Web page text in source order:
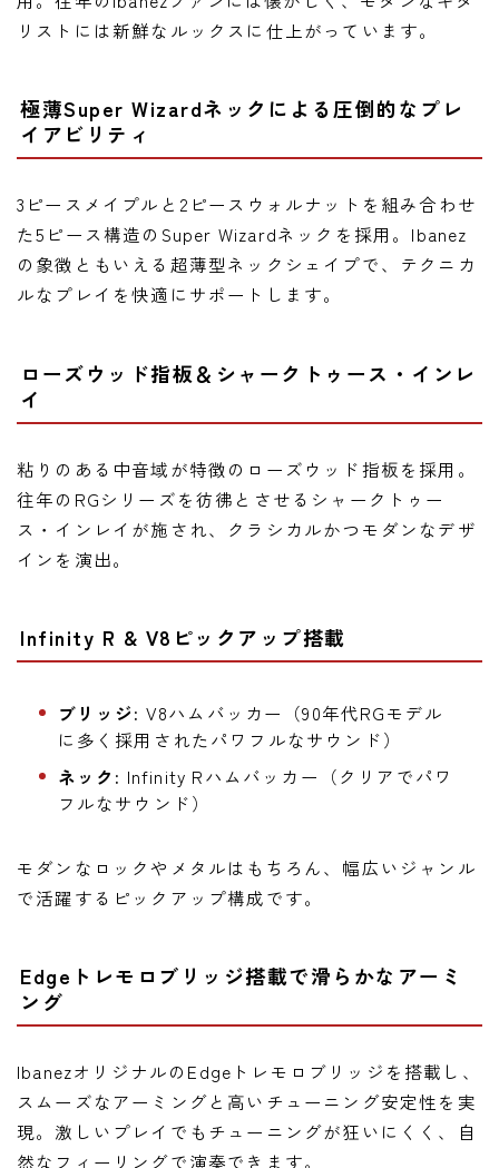
リストには新鮮なルックスに仕上がっています。
極薄Super Wizardネックによる圧倒的なプレ
イアビリティ
3ピースメイプルと2ピースウォルナットを組み合わせ
た5ピース構造のSuper Wizardネックを採用。Ibanez
の象徴ともいえる超薄型ネックシェイプで、テクニカ
ルなプレイを快適にサポートします。
ローズウッド指板＆シャークトゥース・インレ
イ
粘りのある中音域が特徴のローズウッド指板を採用。
往年のRGシリーズを彷彿とさせるシャークトゥー
ス・インレイが施され、クラシカルかつモダンなデザ
インを演出。
Infinity R & V8ピックアップ搭載
ブリッジ: V8ハムバッカー（90年代RGモデル
に多く採用されたパワフルなサウンド）
ネック: Infinity Rハムバッカー（クリアでパワ
フルなサウンド）
モダンなロックやメタルはもちろん、幅広いジャンル
で活躍するピックアップ構成です。
Edgeトレモロブリッジ搭載で滑らかなアーミ
ング
IbanezオリジナルのEdgeトレモロブリッジを搭載し、
スムーズなアーミングと高いチューニング安定性を実
現。激しいプレイでもチューニングが狂いにくく、自
然なフィーリングで演奏できます。